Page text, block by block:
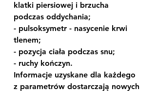
klatki piersiowej i brzucha
podczas oddychania;
- pulsoksymetr - nasycenie krwi
tlenem;
- pozycja ciała podczas snu;
- ruchy kończyn.
Informacje uzyskane dla każdego
z parametrów dostarczają nowych